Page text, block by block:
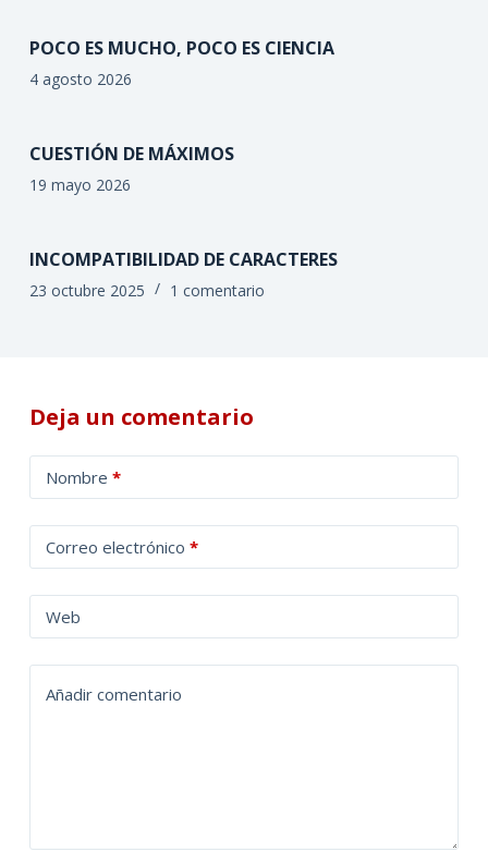
POCO ES MUCHO, POCO ES CIENCIA
4 agosto 2026
CUESTIÓN DE MÁXIMOS
19 mayo 2026
INCOMPATIBILIDAD DE CARACTERES
23 octubre 2025 1 comentario
Deja un comentario
Nombre *
Correo electrónico *
Web
Añadir comentario
l
t
a
t